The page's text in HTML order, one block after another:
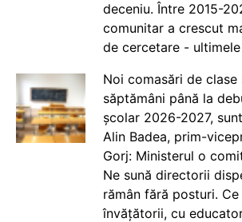
deceniu. Între 2015-
comunitar a crescut
de cercetare -
Noi comasări de
săptămâni până la
școlar 2026-2027,
Alin Badea, prim-
Gorj: Ministerul o
Ne sună directorii
rămân fără posturi.
învățătorii, cu